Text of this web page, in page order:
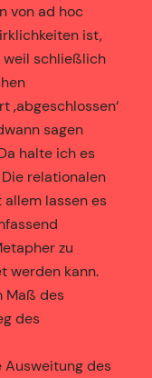
von ad hoc
ist,
weil schließlich
‚abgeschlossen‘
sagen
halte ich es
relationalen
lassen es
zu
werden kann.
Maß des
des
Ausweitung des